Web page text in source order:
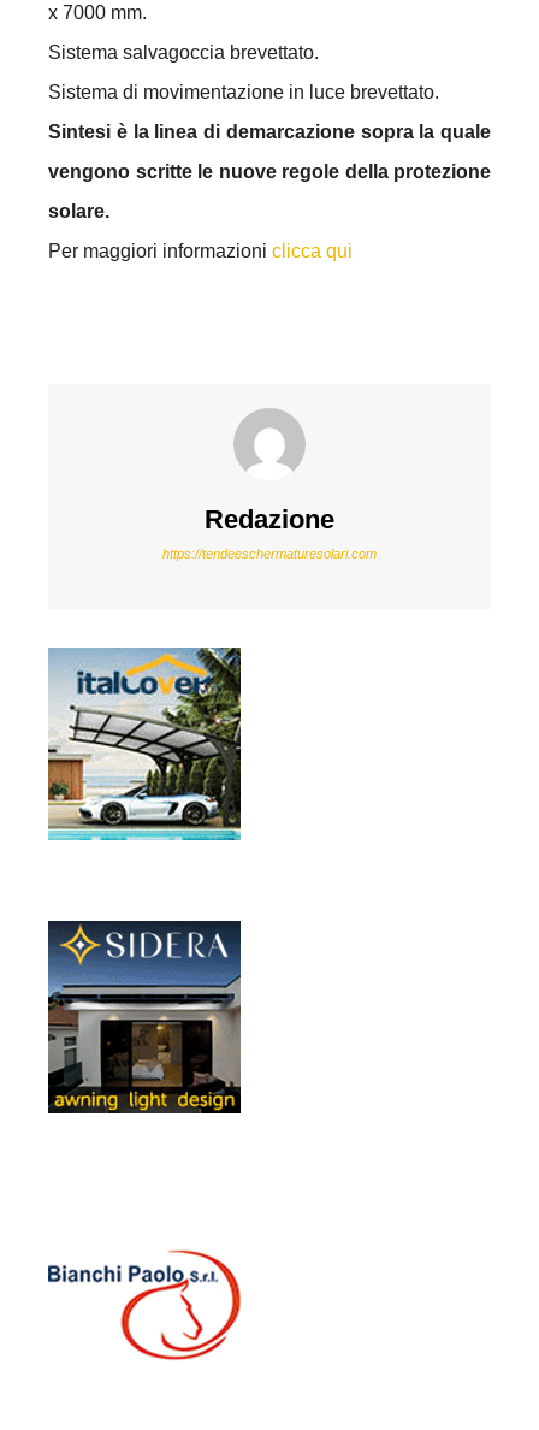
x 7000 mm.
Sistema salvagoccia brevettato.
Sistema di movimentazione in luce brevettato.
Sintesi è la linea di demarcazione sopra la quale
vengono scritte le nuove regole della protezione
solare.
Per maggiori informazioni clicca qui
Redazione
https://tendeeschermaturesolari.com